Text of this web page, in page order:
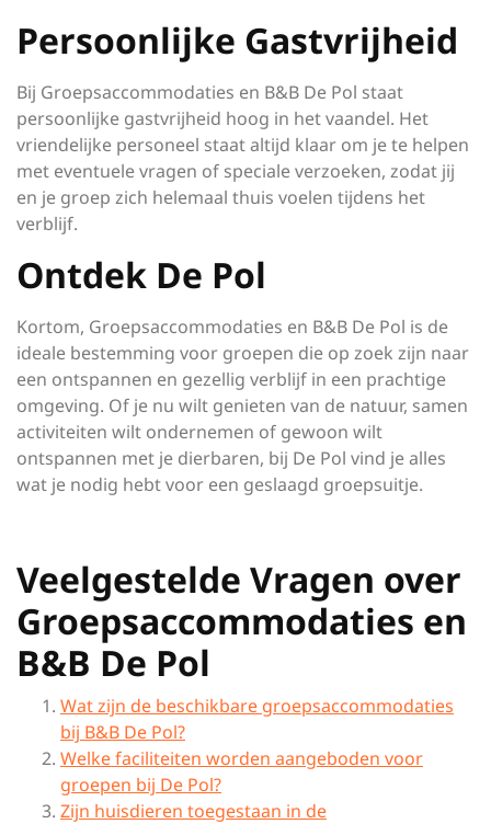
Persoonlijke Gastvrijheid
Bij Groepsaccommodaties en B&B De Pol staat
persoonlijke gastvrijheid hoog in het vaandel. Het
vriendelijke personeel staat altijd klaar om je te helpen
met eventuele vragen of speciale verzoeken, zodat jij
en je groep zich helemaal thuis voelen tijdens het
verblijf.
Ontdek De Pol
Kortom, Groepsaccommodaties en B&B De Pol is de
ideale bestemming voor groepen die op zoek zijn naar
een ontspannen en gezellig verblijf in een prachtige
omgeving. Of je nu wilt genieten van de natuur, samen
activiteiten wilt ondernemen of gewoon wilt
ontspannen met je dierbaren, bij De Pol vind je alles
wat je nodig hebt voor een geslaagd groepsuitje.
Veelgestelde Vragen over
Groepsaccommodaties en
B&B De Pol
Wat zijn de beschikbare groepsaccommodaties
bij B&B De Pol?
Welke faciliteiten worden aangeboden voor
groepen bij De Pol?
Zijn huisdieren toegestaan in de